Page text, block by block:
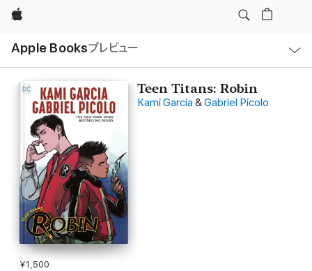
Apple
Apple Booksプレビュー
ル
Teen Titans: Robin
Kami Garcia &Gabriel Picolo
¥1,500